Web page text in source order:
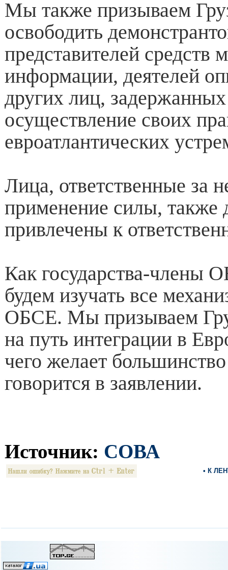
Мы также призываем
освободить
представителей средств
информации, деятелей
других лиц,
осуществление своих
евроатлантических
Лица, ответственные за
применение силы,
привлечены к
Как государства-члены
будем изучать все
ОБСЕ. Мы призываем
на путь интеграции в
чего желает
говорится в заявлении.
Источник: СОВА
• К